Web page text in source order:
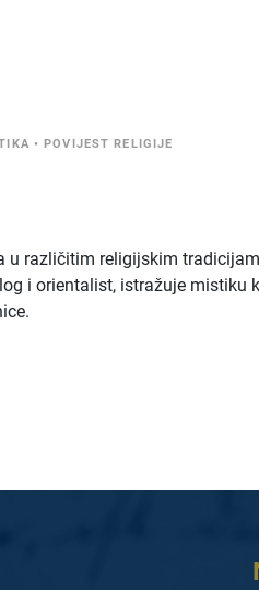
•POVIJEST RELIGIJE
u različitim religijskim
i orientalist, istražuje mistiku